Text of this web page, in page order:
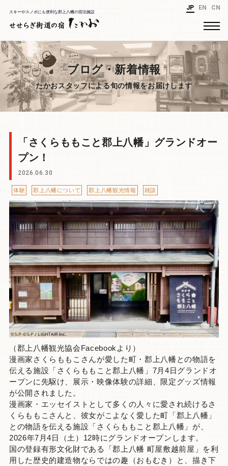
スキーやスノボにも便利な郡上八幡の宿泊施設
JP EN CN
ブログ・新着情報
たかおスタッフによる旬の情報をお届けします
「さくらももこと郡上八幡」グランドオー
プン！
2026.06.30
体験 郡上八幡について 郡上八幡観光情報 雑談
（郡上八幡観光協会Facebookより）
漫画家さくらももこさんが愛した町・郡上八幡との物語を
伝える施設「さくらももこと郡上八幡」7月4日グランドオ
ープンに先駆け、展示・映像体験の詳細、限定グッズ情報
が公開されました。
漫画家・エッセイストとして多くの人々に愛され続けるさ
くらももこさんと、彼女がこよなく愛した町「郡上八幡」
との物語を伝える施設「さくらももこと郡上八幡」が、
2026年7月4日（土）12時にグランドオープンします。
国の登録有形文化財である「郡上八幡 町屋敷越前屋」を利
用した歴史的建造物ならではの趣（おもむき）と、描き下